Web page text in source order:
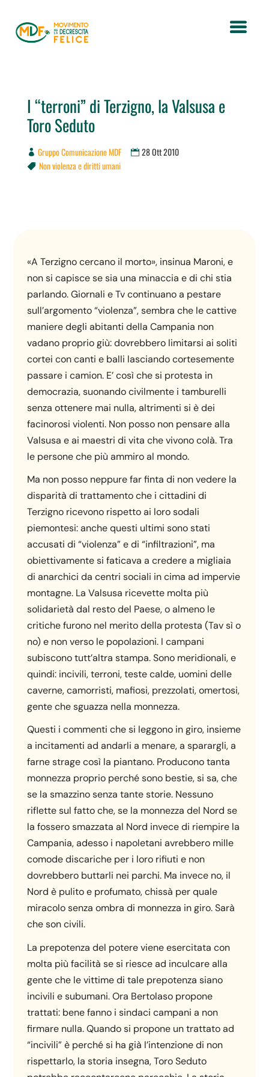
I “terroni” di Terzigno, la Valsusa e
Toro Seduto
Gruppo Comunicazione MDF 28 Ott 2010
 Non violenza e diritti umani
«A Terzigno cercano il morto», insinua Maroni, e
non si capisce se sia una minaccia e di chi stia
parlando. Giornali e Tv continuano a pestare
sull’argomento “violenza”, sembra che le cattive
maniere degli abitanti della Campania non
vadano proprio giù: dovrebbero limitarsi ai soliti
cortei con canti e balli lasciando cortesemente
passare i camion. E’ così che si protesta in
democrazia, suonando civilmente i tamburelli
senza ottenere mai nulla, altrimenti si è dei
facinorosi violenti. Non posso non pensare alla
Valsusa e ai maestri di vita che vivono colà. Tra
le persone che più ammiro al mondo.
Ma non posso neppure far finta di non vedere la
disparità di trattamento che i cittadini di
Terzigno ricevono rispetto ai loro sodali
piemontesi: anche questi ultimi sono stati
accusati di “violenza” e di “infiltrazioni”, ma
obiettivamente si faticava a credere a migliaia
di anarchici da centri sociali in cima ad impervie
montagne. La Valsusa ricevette molta più
solidarietà dal resto del Paese, o almeno le
critiche furono nel merito della protesta (Tav sì o
no) e non verso le popolazioni. I campani
subiscono tutt’altra stampa. Sono meridionali, e
quindi: incivili, terroni, teste calde, uomini delle
caverne, camorristi, mafiosi, prezzolati, omertosi,
gente che sguazza nella monnezza.
Questi i commenti che si leggono in giro, insieme
a incitamenti ad andarli a menare, a sparargli, a
farne strage così la piantano. Producono tanta
monnezza proprio perché sono bestie, si sa, che
se la smazzino senza tante storie. Nessuno
riflette sul fatto che, se la monnezza del Nord se
la fossero smazzata al Nord invece di riempire la
Campania, adesso i napoletani avrebbero mille
comode discariche per i loro rifiuti e non
dovrebbero buttarli nei parchi. Ma invece no, il
Nord è pulito e profumato, chissà per quale
miracolo senza ombra di monnezza in giro. Sarà
che son civili.
La prepotenza del potere viene esercitata con
molta più facilità se si riesce ad inculcare alla
gente che le vittime di tale prepotenza siano
incivili e subumani. Ora Bertolaso propone
trattati: bene fanno i sindaci campani a non
firmare nulla. Quando si propone un trattato ad
“incivili” è perché si ha già l’intenzione di non
rispettarlo, la storia insegna, Toro Seduto